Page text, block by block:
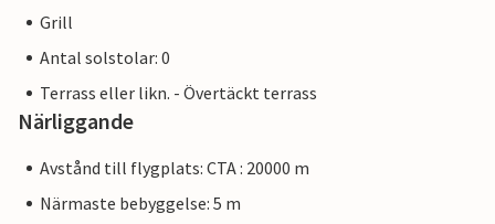
Grill
Antal solstolar: 0
Terrass eller likn. - Övertäckt terrass
Närliggande
Avstånd till flygplats: CTA : 20000 m
Närmaste bebyggelse: 5 m